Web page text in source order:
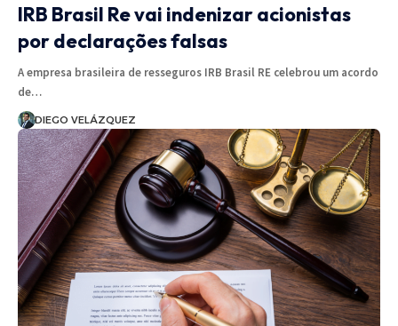
IRB Brasil Re vai indenizar acionistas
por declarações falsas
A empresa brasileira de resseguros IRB Brasil RE celebrou um acordo
de…
DIEGO VELÁZQUEZ